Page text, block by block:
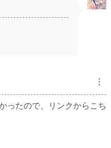
︙
ったので、リンクからこち